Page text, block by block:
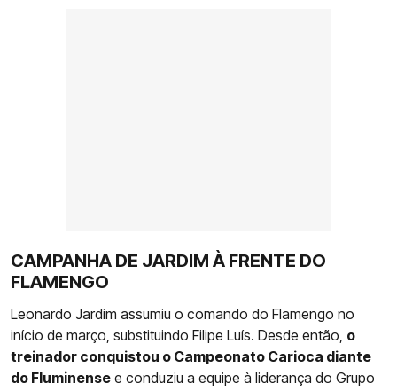
CAMPANHA DE JARDIM À FRENTE DO
FLAMENGO
Leonardo Jardim assumiu o comando do Flamengo no
início de março, substituindo Filipe Luís. Desde então, o
treinador conquistou o Campeonato Carioca diante
do Fluminense e conduziu a equipe à liderança do Grupo